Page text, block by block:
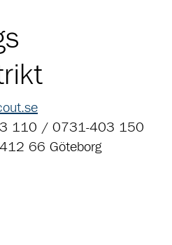
110 / 0731-403 150
66 Göteborg